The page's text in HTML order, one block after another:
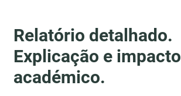
Relatório detalhado.
Explicação e impacto
académico.